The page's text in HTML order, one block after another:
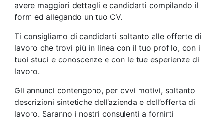
avere maggiori dettagli e candidarti compilando il
form ed allegando un tuo CV.
Ti consigliamo di candidarti soltanto alle offerte di
lavoro che trovi più in linea con il tuo profilo, con i
tuoi studi e conoscenze e con le tue esperienze di
lavoro.
Gli annunci contengono, per ovvi motivi, soltanto
descrizioni sintetiche dell’azienda e dell’offerta di
lavoro. Saranno i nostri consulenti a fornirti